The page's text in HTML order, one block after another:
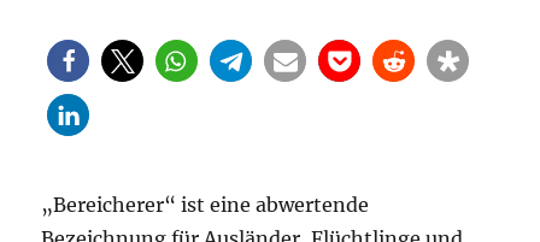
„Bereicherer“ ist eine abwertende